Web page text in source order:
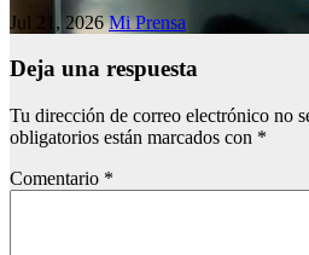
Jul 21, 2026Mi Prensa
Deja una respuesta
Tu dirección de correo electrónico no
obligatorios están marcados con *
Comentario *